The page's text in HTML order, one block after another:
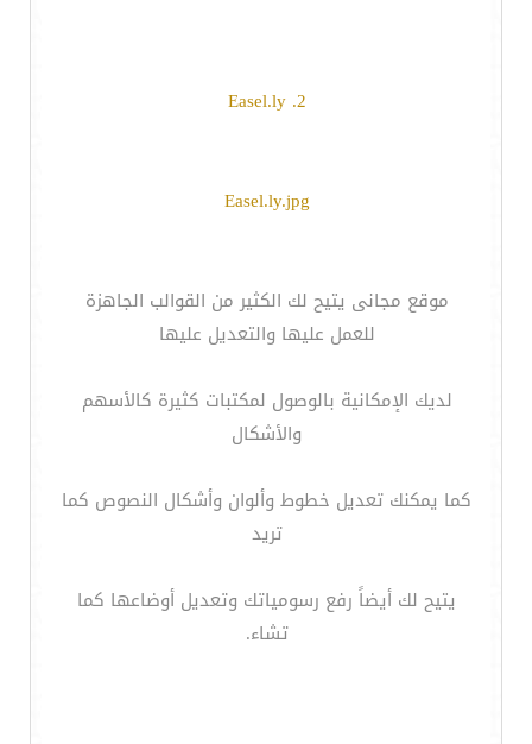
2. Easel.ly
Easel.ly.jpg
موقع مجانى يتيح لك الكثير من القوالب الجاهزة
للعمل عليها والتعديل عليها
لديك الإمكانية بالوصول لمكتبات كثيرة كالأسهم
والأشكال
كما يمكنك تعديل خطوط وألوان وأشكال النصوص كما
تريد
يتيح لك أيضاً رفع رسومياتك وتعديل أوضاعها كما
تشاء.